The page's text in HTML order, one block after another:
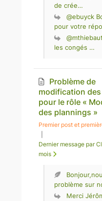
de crée…
@ebuyck
pour votre
les congés …
Problème de
modification
pour le rôle «
des plannings »
Premier post et
Dernier message par
mois
problème sur
Merci